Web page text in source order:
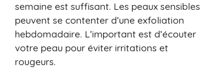
semaine est suffisant. Les peaux sensibles
peuvent se contenter d’une exfoliation
hebdomadaire. L’important est d’écouter
votre peau pour éviter irritations et
rougeurs.